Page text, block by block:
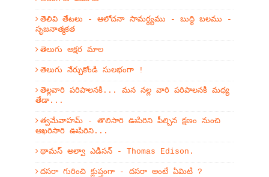
తెలివి తేటలు - ఆలోచనా సామర్ధ్యము - బుద్ధి బలము -
సృజనాత్మకత
తెలుగు అక్షర మాల
తెలుగు నేర్చుకోండి సులభంగా !
తెల్లవారి పరిపాలనకి... మన నల్ల వారి పరిపాలనకి మధ్య
తేడా...
త్వమేవాహమ్‌ - తొలిసారి ఊపిరిని పీల్చిన క్షణం నుంచి
ఆఖరిసారి ఊపిరిని...
థామస్ అల్వా ఎడిసన్ - Thomas Edison.
దసరా గురించి క్లుప్తంగా - దసరా అంటే ఏమిటి ?